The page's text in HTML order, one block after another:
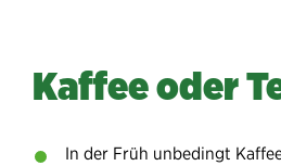
Kaffee oder
In der Früh unbedingt